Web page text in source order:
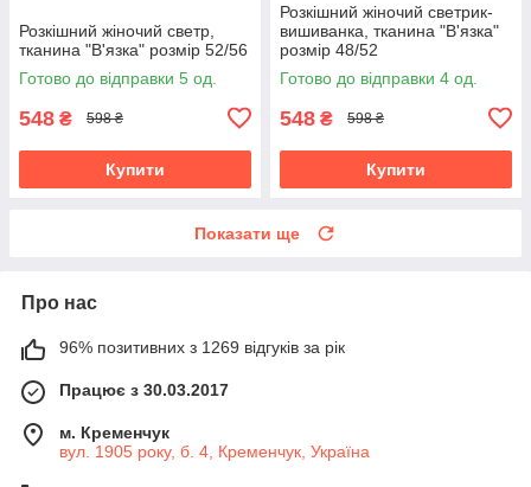
Розкішний жіночий светр,
тканина "В'язка" розмір 52/56
Готово до відправки 5 од.
548 ₴ 598 ₴
Купити
Розкішний жіночий светрик-
вишиванка, тканина "В'язка"
розмір 48/52
Готово до відправки 4 од.
548 ₴ 598 ₴
Купити
Показати ще
Про нас
96% позитивних з 1269 відгуків за рік
Працює з 30.03.2017
м. Кременчук
вул. 1905 року, б. 4, Кременчук, Україна